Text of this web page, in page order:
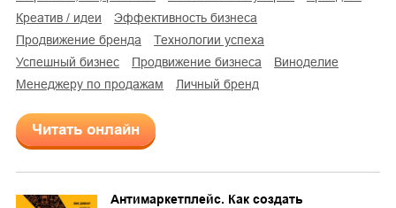
креатив / идеи
эффективность бизнеса
продвижение бренда
технологии успеха
успешный бизнес
продвижение бизнеса
виноделие
менеджеру по продажам
личный бренд
Читать онлайн
Антимаркетплейс. Как создать